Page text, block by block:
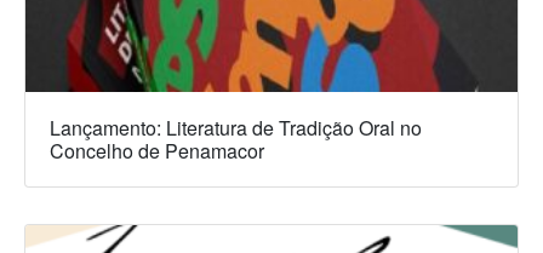
Lançamento: Literatura de Tradição Oral no
Concelho de Penamacor